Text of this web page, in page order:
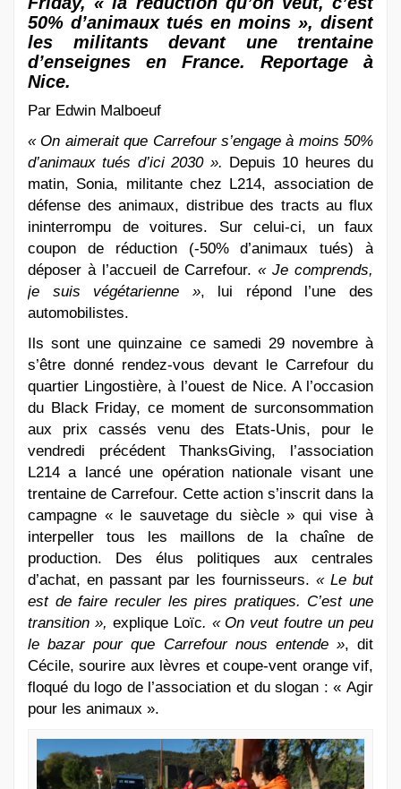
50% d’animaux tués en moins », disent
les militants devant une trentaine
d’enseignes en France. Reportage à
Nice.
Par Edwin Malboeuf
« On aimerait que Carrefour s’engage à moins 50%
d’animaux tués d’ici 2030 ». Depuis 10 heures du
matin, Sonia, militante chez L214, association de
défense des animaux, distribue des tracts au flux
ininterrompu de voitures. Sur celui-ci, un faux
coupon de réduction (-50% d’animaux tués) à
déposer à l’accueil de Carrefour.« Je comprends,
je suis végétarienne », lui répond l’une des
automobilistes.
Ils sont une quinzaine ce samedi 29 novembre à
s’être donné rendez-vous devant le Carrefour du
quartier Lingostière, à l’ouest de Nice. A l’occasion
du Black Friday, ce moment de surconsommation
aux prix cassés venu des Etats-Unis, pour le
vendredi précédent ThanksGiving, l’association
L214 a lancé une opération nationale visant une
trentaine de Carrefour. Cette action s’inscrit dans la
campagne « le sauvetage du siècle » qui vise à
interpeller tous les maillons de la chaîne de
production. Des élus politiques aux centrales
d’achat, en passant par les fournisseurs. « Le but
est de faire reculer les pires pratiques. C’est une
transition », explique Loïc. « On veut foutre un peu
le bazar pour que Carrefour nous entende », dit
Cécile, sourire aux lèvres et coupe-vent orange vif,
floqué du logo de l’association et du slogan : « Agir
pour les animaux ».